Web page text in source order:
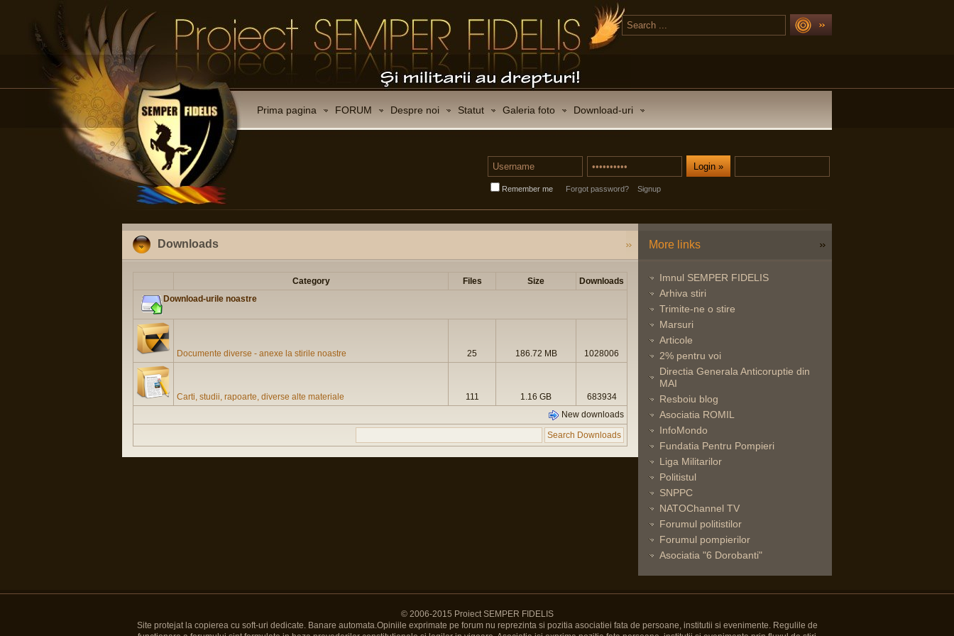
Prima pagina FORUM Despre noi Statut Galeria foto Download-uri
Remember me Forgot password? Signup
Downloads
Category Files Size
Downloads
Download-urile noastre
Documente diverse - anexe la stirile noastre 25 186.72 MB 1028006
Carti, studii, rapoarte, diverse alte materiale 111 1.16 GB
683934
New downloads
More links
Imnul SEMPER FIDELIS
Arhiva stiri
Trimite-ne o stire
Marsuri
Articole
2% pentru voi
Directia Generala Anticoruptie din
MAI
Resboiu blog
Asociatia ROMIL
InfoMondo
Fundatia Pentru Pompieri
Liga Militarilor
Politistul
SNPPC
NATOChannel TV
Forumul politistilor
Forumul pompierilor
Asociatia "6 Dorobanti"
© 2006-2015 Proiect SEMPER FIDELIS
Site protejat la copierea cu soft-uri dedicate. Banare automata.Opiniile exprimate pe forum nu reprezinta si pozitia asociatiei fata de persoane, institutii si evenimente. Regulile de